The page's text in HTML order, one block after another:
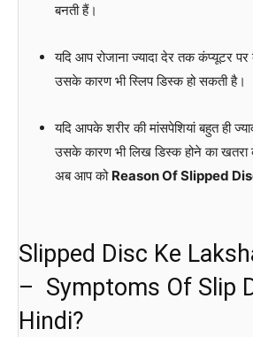
बनती हैं।
यदि आप रोजाना ज्यादा देर तक कंप्यूटर
उसके कारण भी स्लिप डिस्क हो सकती है।
यदि आपके शरीर की मांसपेशियां बहुत ही
उसके कारण भी लिख डिस्क होने का खतरा
अब आप को Reason Of Slipped
Slipped Disc Ke
– Symptoms Of Slip
Hindi?